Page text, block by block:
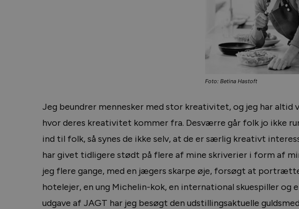
Foto: Betina Hastoft
Jeg beundrer mennesker med stor kreativitet, og jeg har
hvor deres kreativitet kommer fra. Desværre går folk jo ikke
ind til folk, så synes de ikke selv, at de er særlig kreativt
har givet tidligere stødt på flere af mine skriverier i form af
jeg flere gange, med en jægers skarpe øje, forsøgt at
hotelejer, en ung Michelin-kok, en international skuespiller og
udgave af JAGT har jeg besøgt den udstillingsaktuelle